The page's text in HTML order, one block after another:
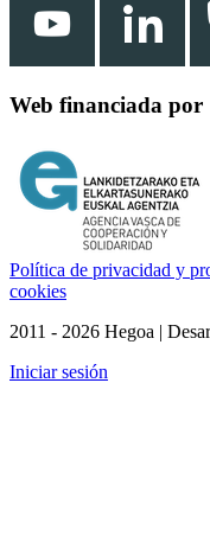
Web financiada por
Política de privacidad y
cookies
2011 - 2026 Hegoa |
Iniciar sesión